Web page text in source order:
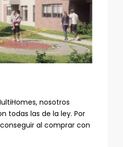
nosotros
todas las de la ley. Por
al comprar con